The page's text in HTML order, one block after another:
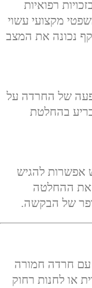
רפואיות
משפטי מקצועי עשוי
נכונה את המצב
של החרדה על
בהחלטת
אפשרות להגיש
את ההחלטה
של הבקשה.
עם חרדה חמורה
או לחנות רחוק